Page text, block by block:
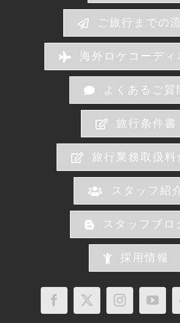
ご旅行までの
海外ロケコーディ
よくあるご質
旅行条件書
旅行業務取扱料
スタッフ紹
スタッフブロ
採用情報